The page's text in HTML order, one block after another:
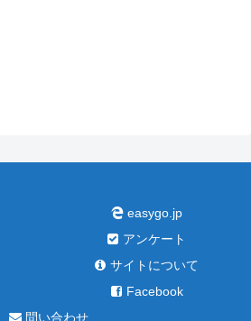
easygo.jp
アンケート
サイトについて
Facebook
問い合わせ